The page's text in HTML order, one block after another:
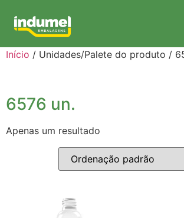
Início / Unidades/Palete do produto /
6576 un.
Apenas um resultado